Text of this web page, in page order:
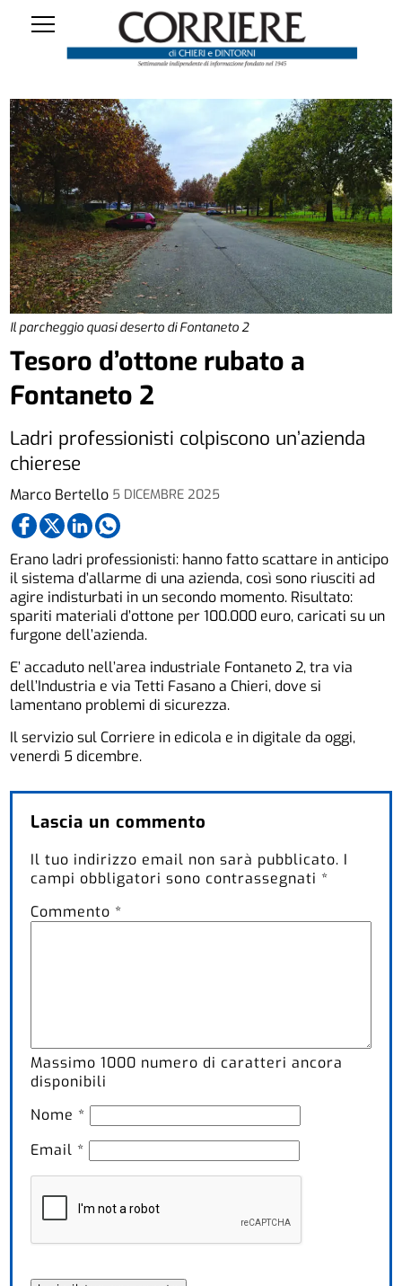
Il parcheggio quasi deserto di Fontaneto 2
Marco Bertello 5 DICEMBRE 2025
Tesoro d’ottone rubato a
Fontaneto 2
Ladri professionisti colpiscono un’azienda
chierese
Erano ladri professionisti: hanno fatto scattare in anticipo
il sistema d’allarme di una azienda, così sono riusciti ad
agire indisturbati in un secondo momento. Risultato:
spariti materiali d’ottone per 100.000 euro, caricati su un
furgone dell’azienda.
E’ accaduto nell’area industriale Fontaneto 2, tra via
dell’Industria e via Tetti Fasano a Chieri, dove si
lamentano problemi di sicurezza.
Il servizio sul Corriere in edicola e in digitale da oggi,
venerdì 5 dicembre.
Lascia un commento
Il tuo indirizzo email non sarà pubblicato. I
campi obbligatori sono contrassegnati *
Commento *
Massimo1000 numero di caratteri ancora
disponibili
Nome *
Email *